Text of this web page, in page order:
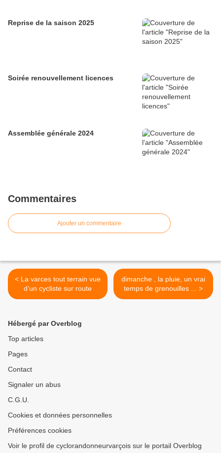
Reprise de la saison 2025
Soirée renouvellement licences
Assemblée générale 2024
Commentaires
Ajouter un commentaire
< La varces tout terrain vue
d’un cycliste sur route
dimanche , la pluie, un vrai
temps de grenouilles ... >
Hébergé par Overblog
Top articles
Pages
Contact
Signaler un abus
C.G.U.
Cookies et données personnelles
Préférences cookies
Voir le profil de cyclorandonneurvarçois sur le portail Overblog